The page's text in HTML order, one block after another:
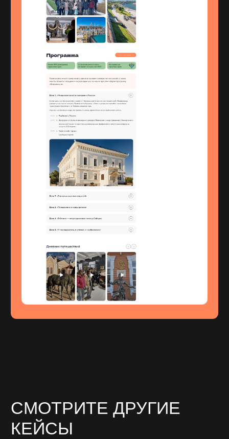
+7 3452 53 58 70
конфиденциальности
ОГРНИП: 320723200029257
ИНН: 720695552000
ИП Негодяев Александр Андреевич
Тюмень, Холодильная 138/1, офис 302